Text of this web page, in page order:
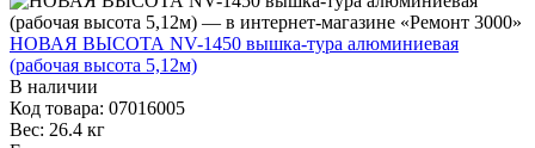
НОВАЯ ВЫСОТА NV-1450 вышка-тура алюминиевая
(рабочая высота 5,12м)
В наличии
Код товара: 07016005
Вес: 26.4 кг